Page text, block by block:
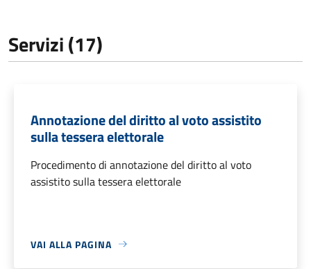
Servizi (17)
Annotazione del diritto al voto assistito
sulla tessera elettorale
Procedimento di annotazione del diritto al voto
assistito sulla tessera elettorale
VAI ALLA PAGINA